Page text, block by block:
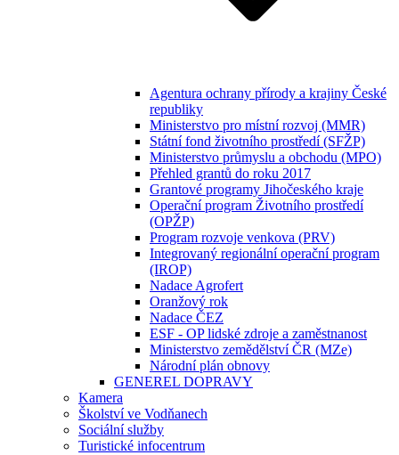
Agentura ochrany přírody a krajiny České
republiky
Ministerstvo pro místní rozvoj (MMR)
Státní fond životního prostředí (SFŽP)
Ministerstvo průmyslu a obchodu (MPO)
Přehled grantů do roku 2017
Grantové programy Jihočeského kraje
Operační program Životního prostředí
(OPŽP)
Program rozvoje venkova (PRV)
Integrovaný regionální operační program
(IROP)
Nadace Agrofert
Oranžový rok
Nadace ČEZ
ESF - OP lidské zdroje a zaměstnanost
Ministerstvo zemědělství ČR (MZe)
Národní plán obnovy
GENEREL DOPRAVY
Kamera
Školství ve Vodňanech
Sociální služby
Turistické infocentrum